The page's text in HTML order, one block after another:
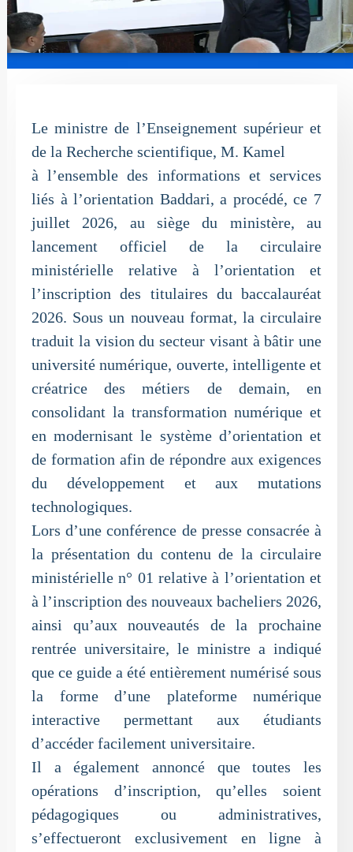
Le ministre de l’Enseignement supérieur et
de la Recherche scientifique, M. Kamel
à l’ensemble des informations et services
liés à l’orientation Baddari, a procédé, ce 7
juillet 2026, au siège du ministère, au
lancement officiel de la circulaire
ministérielle relative à l’orientation et
l’inscription des titulaires du baccalauréat
2026. Sous un nouveau format, la circulaire
traduit la vision du secteur visant à bâtir une
université numérique, ouverte, intelligente et
créatrice des métiers de demain, en
consolidant la transformation numérique et
en modernisant le système d’orientation et
de formation afin de répondre aux exigences
du développement et aux mutations
technologiques.
Lors d’une conférence de presse consacrée à
la présentation du contenu de la circulaire
ministérielle n° 01 relative à l’orientation et
à l’inscription des nouveaux bacheliers 2026,
ainsi qu’aux nouveautés de la prochaine
rentrée universitaire, le ministre a indiqué
que ce guide a été entièrement numérisé sous
la forme d’une plateforme numérique
interactive permettant aux étudiants
d’accéder facilement universitaire.
Il a également annoncé que toutes les
opérations d’inscription, qu’elles soient
pédagogiques ou administratives,
s’effectueront exclusivement en ligne à